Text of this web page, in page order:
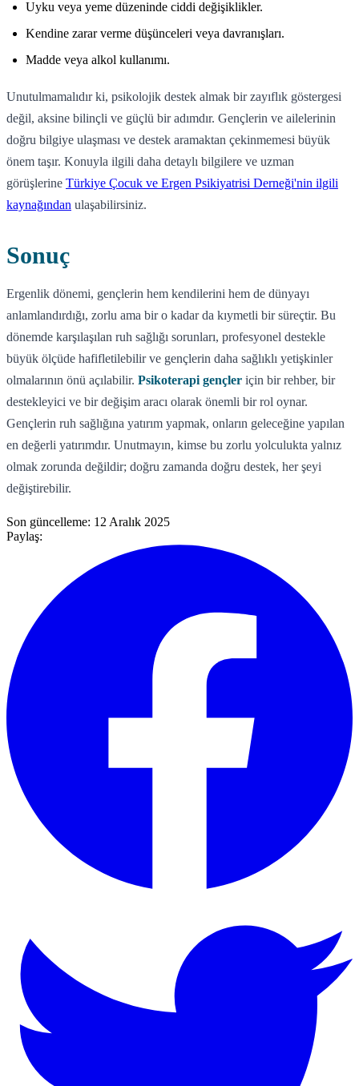
Uyku veya yeme düzeninde ciddi değişiklikler.
Kendine zarar verme düşünceleri veya davranışları.
Madde veya alkol kullanımı.
Unutulmamalıdır ki, psikolojik destek almak bir zayıflık göstergesi
değil, aksine bilinçli ve güçlü bir adımdır. Gençlerin ve ailelerinin
doğru bilgiye ulaşması ve destek aramaktan çekinmemesi büyük
önem taşır. Konuyla ilgili daha detaylı bilgilere ve uzman
görüşlerine Türkiye Çocuk ve Ergen Psikiyatrisi Derneği'nin ilgili
kaynağından ulaşabilirsiniz.
Sonuç
Ergenlik dönemi, gençlerin hem kendilerini hem de dünyayı
anlamlandırdığı, zorlu ama bir o kadar da kıymetli bir süreçtir. Bu
dönemde karşılaşılan ruh sağlığı sorunları, profesyonel destekle
büyük ölçüde hafifletilebilir ve gençlerin daha sağlıklı yetişkinler
olmalarının önü açılabilir. Psikoterapi gençler için bir rehber, bir
destekleyici ve bir değişim aracı olarak önemli bir rol oynar.
Gençlerin ruh sağlığına yatırım yapmak, onların geleceğine yapılan
en değerli yatırımdır. Unutmayın, kimse bu zorlu yolculukta yalnız
olmak zorunda değildir; doğru zamanda doğru destek, her şeyi
değiştirebilir.
Son güncelleme: 12 Aralık 2025
Paylaş: